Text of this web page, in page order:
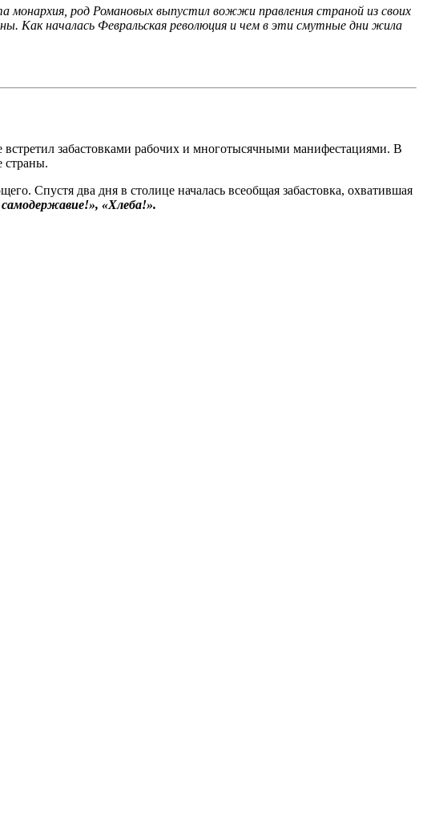
монархия, род Романовых выпустил вожжи правления страной из своих
Как началась Февральская революция и чем в эти смутные дни жила
забастовками рабочих и многотысячными манифестациями. В
страны.
Спустя два дня в столице началась всеобщая забастовка, охватившая
«Хлеба!».